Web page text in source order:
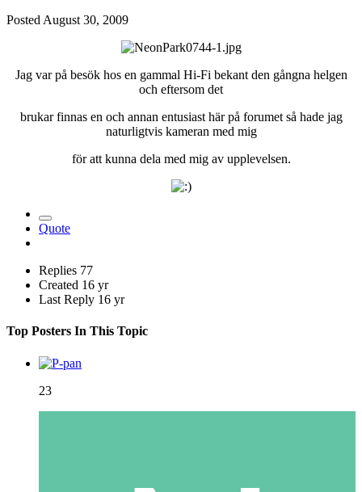
Posted August 30, 2009
Jag var på besök hos en gammal Hi-Fi bekant den gångna helgen
och eftersom det
brukar finnas en och annan entusiast här på forumet så hade jag
naturligtvis kameran med mig
för att kunna dela med mig av upplevelsen.
Quote
Replies 77
Created 16 yr
Last Reply 16 yr
Top Posters In This Topic
23